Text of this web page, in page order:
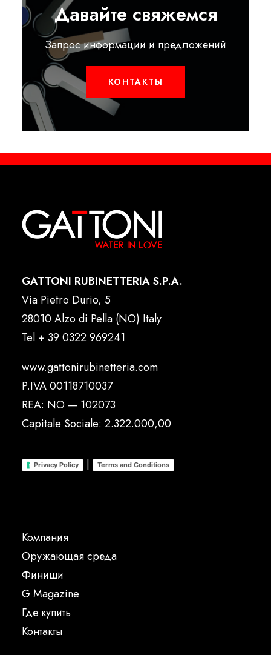
Давайте свяжемся
Запрос информации и предложений
КОНТАКТЫ
GATTONI RUBINETTERIA S.P.A.
Via Pietro Durio, 5
28010 Alzo di Pella (NO) Italy
Tel + 39 0322 969241
www.gattonirubinetteria.com
P.IVA 00118710037
REA: NO — 102073
Capitale Sociale: 2.322.000,00
Privacy Policy | Terms and Conditions
Компания
Oружающая среда
Финиши
G Magazine
Где купить
Контакты